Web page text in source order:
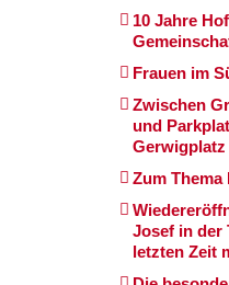
10 Jahre
Frauen im
Zwischen
und
Gerwigplatz
Zum Thema
Josef in der
letzten Zeit